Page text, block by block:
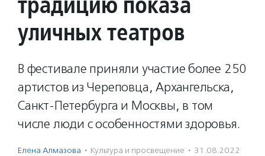
уличных театров
В фестивале приняли участие более 250
артистов из Череповца, Архангельска,
Санкт-Петербурга и Москвы, в том
числе люди с особенностями здоровья.
Елена Алмазова · Культура и просвещение · 31.08.2022